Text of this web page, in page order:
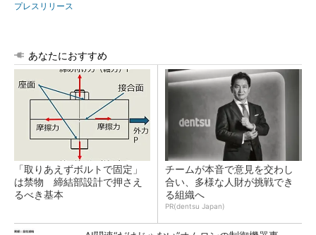
プレスリリース
あなたにおすすめ
「取りあえずボルトで固定」
は禁物 締結部設計で押さえ
るべき基本
チームが本音で意見を交わし
合い、多様な人財が挑戦でき
る組織へ
PR(dentsu Japan)